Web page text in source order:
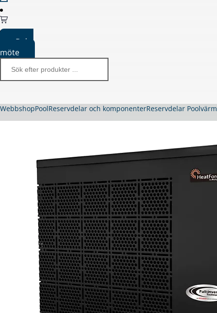
Boka
möte
WebbshopPoolReservdelar och komponenterReservdelar